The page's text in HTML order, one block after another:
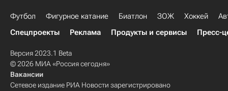
Футбол Фигурное катание Биатлон ЗОЖ Хоккей
Спецпроекты
Реклама Продукты и сервисы Пресс-
Версия 2023.1 Beta
© 2026 МИА «Россия сегодня»
Вакансии
Сетевое издание РИА Новости зарегистрировано